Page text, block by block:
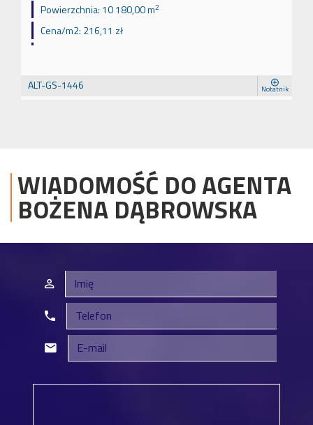
Powierzchnia: 10 180,00 m2
Cena/m2: 216,11 zł
ALT-GS-1446 Notatnik
WIADOMOŚĆ DO AGENTA
BOŻENA DĄBROWSKA